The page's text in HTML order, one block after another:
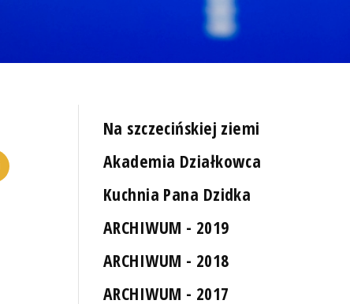
Na szczecińskiej ziemi
Akademia Działkowca
Kuchnia Pana Dzidka
ARCHIWUM - 2019
ARCHIWUM - 2018
ARCHIWUM - 2017